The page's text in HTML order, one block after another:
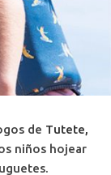
de Tutete,
niños hojear